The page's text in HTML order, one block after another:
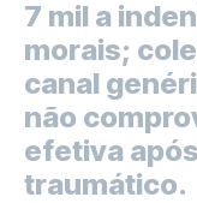
7 mil a
morais;
canal
não
efetiva
traumático.